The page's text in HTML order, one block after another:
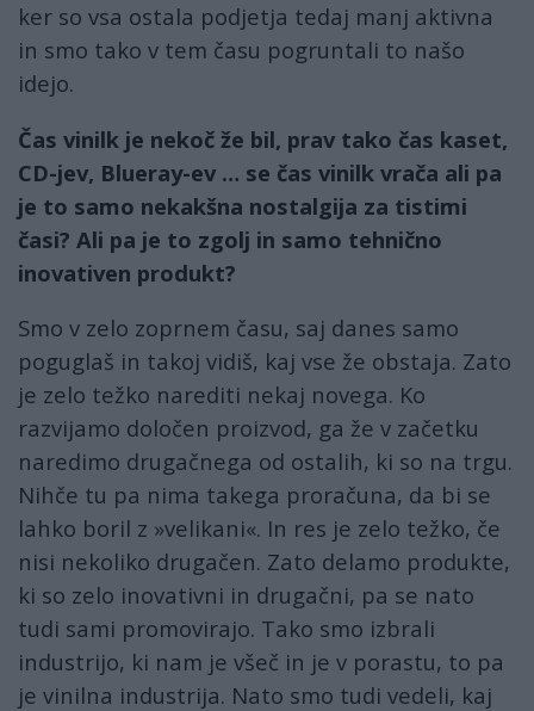
ker so vsa ostala podjetja tedaj manj aktivna
in smo tako v tem času pogruntali to našo
idejo.
Čas vinilk je nekoč že bil, prav tako čas kaset,
CD-jev, Blueray-ev … se čas vinilk vrača ali pa
je to samo nekakšna nostalgija za tistimi
časi? Ali pa je to zgolj in samo tehnično
inovativen produkt?
Smo v zelo zoprnem času, saj danes samo
poguglaš in takoj vidiš, kaj vse že obstaja. Zato
je zelo težko narediti nekaj novega. Ko
razvijamo določen proizvod, ga že v začetku
naredimo drugačnega od ostalih, ki so na trgu.
Nihče tu pa nima takega proračuna, da bi se
lahko boril z »velikani«. In res je zelo težko, če
nisi nekoliko drugačen. Zato delamo produkte,
ki so zelo inovativni in drugačni, pa se nato
tudi sami promovirajo. Tako smo izbrali
industrijo, ki nam je všeč in je v porastu, to pa
je vinilna industrija. Nato smo tudi vedeli, kaj